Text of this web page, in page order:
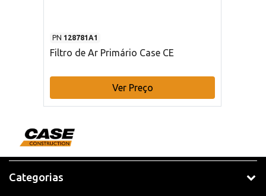
PN 128781A1
Filtro de Ar Primário Case CE
Ver Preço
Categorias